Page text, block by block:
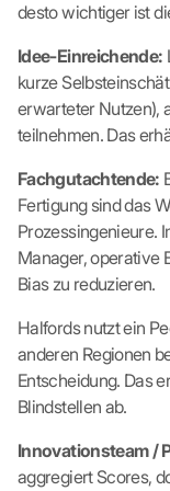
desto wichtiger ist
Idee-Einreichende:
kurze
erwarteter Nutzen),
teilnehmen. Das
Fachgutachtende:
Fertigung sind das
Prozessingenieure.
Manager, operative
Bias zu reduzieren.
Halfords nutzt ein
anderen Regionen
Entscheidung. Das
Blindstellen ab.
Innovationsteam /
aggregiert Scores,